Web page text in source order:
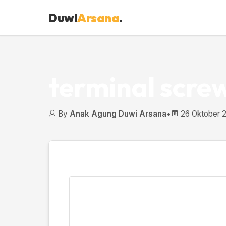
DuwiArsana.
By Anak Agung Duwi Arsana• 26 Oktober